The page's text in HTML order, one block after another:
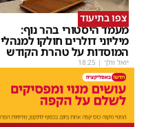
צפו בתיעוד
מעמד היסטורי בהר נוף:
מיליוני דולרים חולקו למנהלי
המוסדות על טהרת הקודש
יואל וולך |
18:25